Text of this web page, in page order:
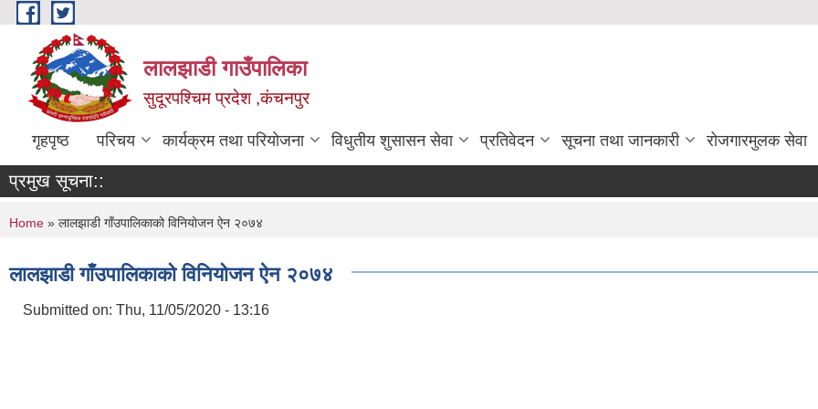
Skip to main content
लालझाडी गाउँपालिका
सुदूरपश्चिम प्रदेश ,कंचनपुर
गृहपृष्ठ परिचय कार्यक्रम तथा परियोजना विधुतीय शुसासन सेवा प्रतिवेदन सूचना तथा जानकारी रोजगारमुलक सेवा
प्रमुख सूचना::
You are here
Home » लालझाडी गाँउपालिकाको विनियोजन ऐन २०७४
लालझाडी गाँउपालिकाको विनियोजन ऐन २०७४
Submitted on: Thu, 11/05/2020 - 13:16